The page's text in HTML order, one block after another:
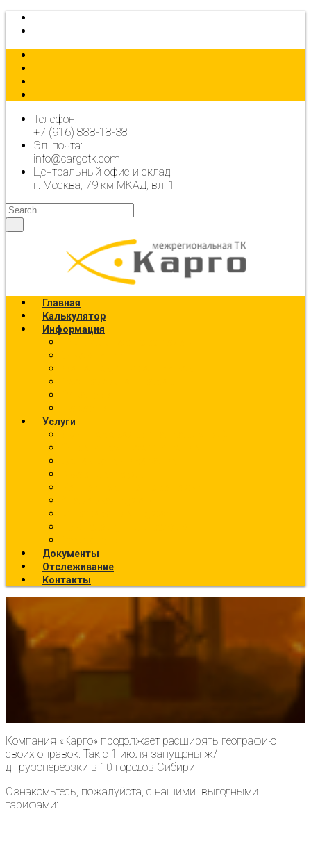
Телефон:
+7 (916) 888-18-38
Эл. почта:
info@cargotk.com
Центральный офис и склад:
г. Москва, 79 км МКАД, вл. 1
Главная
Калькулятор
Информация
Услуги
Документы
Отслеживание
Контакты
Компания «Карго» продолжает расширять географию
своих оправок. Так с 1 июля запущены ж/
д грузопереозки в 10 городов Сибири!
Ознакомьтесь, пожалуйста, с нашими выгодными
тарифами: